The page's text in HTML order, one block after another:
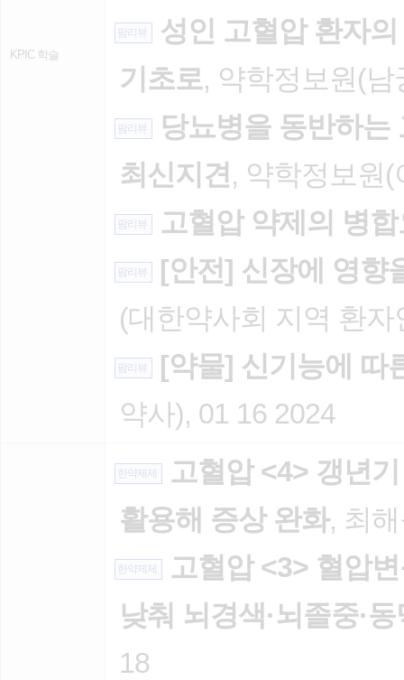
KPIC 학술
팜리뷰
성인 고혈압 환자
기초로, 약학정보원(
팜리뷰
당뇨병을 동반하는
최신지견, 약학정보원
팜리뷰 고혈압 약제의 병
팜리뷰
[안전] 신장에 영향
(대한약사회 지역 환
팜리뷰
[약물] 신기능에 따
약사), 01 16 2024
한약제제
고혈압 <4> 갱년
활용해 증상 완화, 최
한약제제
고혈압 <3> 혈압
낮춰 뇌경색·뇌졸중·
18